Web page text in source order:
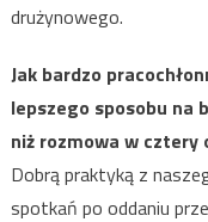
drużynowego.
Jak bardzo
lepszego sposobu na
niż rozmowa w cztery
Dobrą praktyką z
spotkań po oddaniu